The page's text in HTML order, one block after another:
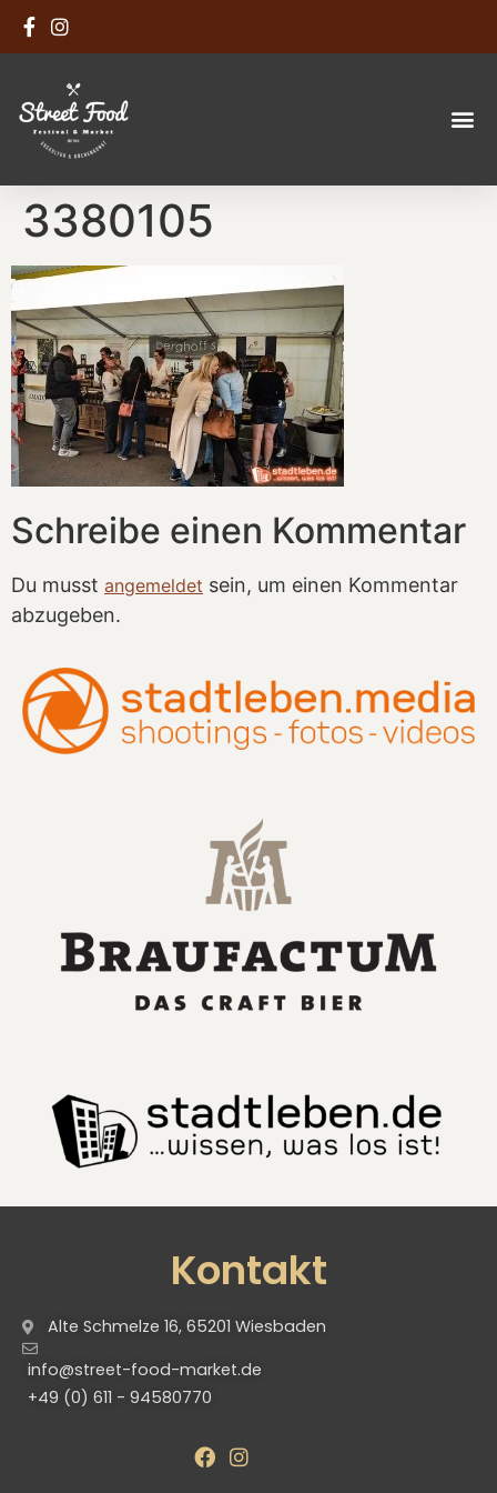
3380105
Schreibe einen Kommentar
Du musst angemeldet sein, um einen Kommentar
abzugeben.
Kontakt
Alte Schmelze 16, 65201 Wiesbaden
info@street-food-market.de
+49 (0) 611 - 94580770